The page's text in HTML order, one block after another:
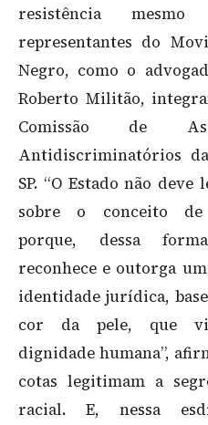
resistência mesmo
representantes do
Negro, como o
Roberto Militão,
Comissão de
Antidiscriminatórios
SP. “O Estado não deve
sobre o conceito
porque, dessa
reconhece e outorga
identidade jurídica,
cor da pele, que
dignidade humana”,
cotas legitimam a
racial. E, nessa